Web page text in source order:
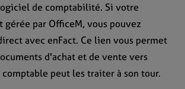
de comptabilité. Si votre
par OfficeM, vous pouvez
avec enFact. Ce lien vous permet
d'achat et de vente vers
peut les traiter à son tour.